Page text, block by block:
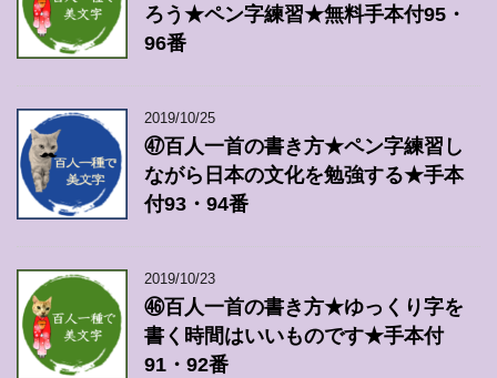
ろう★ペン字練習★無料手本付95・
96番
2019/10/25
㊼百人一首の書き方★ペン字練習し
ながら日本の文化を勉強する★手本
付93・94番
2019/10/23
㊻百人一首の書き方★ゆっくり字を
書く時間はいいものです★手本付
91・92番